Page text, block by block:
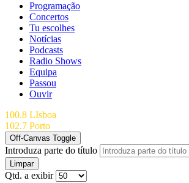
Programação
Concertos
Tu escolhes
Notícias
Podcasts
Radio Shows
Equipa
Passou
Ouvir
100.8 LIsboa
102.7 Porto
Off-Canvas Toggle
Introduza parte do título
Limpar
Qtd. a exibir